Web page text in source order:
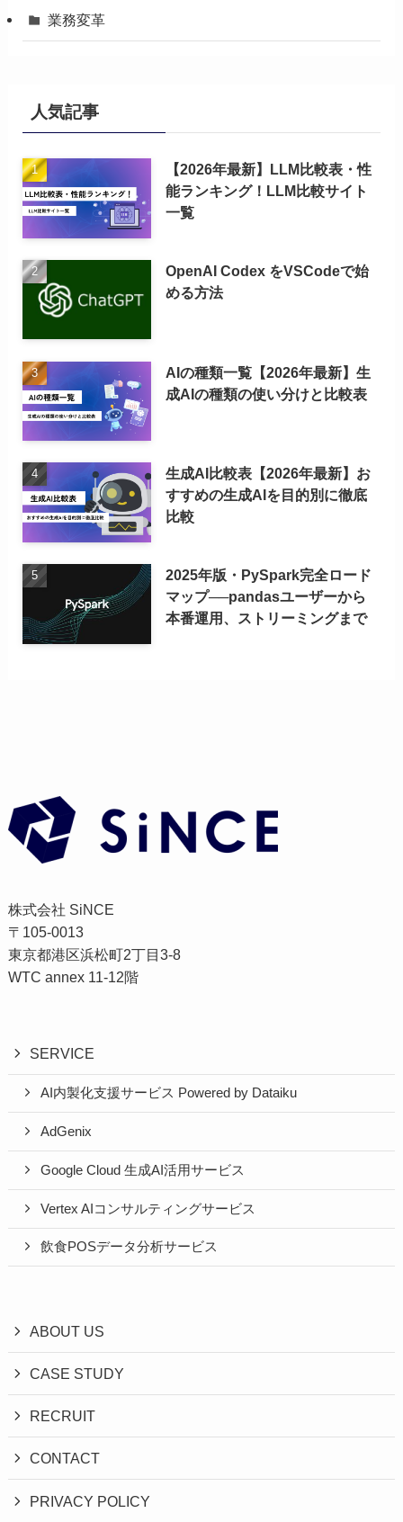
業務変革
人気記事
【2026年最新】LLM比較表・性
能ランキング！LLM比較サイト
一覧
OpenAI Codex をVSCodeで始
める方法
AIの種類一覧【2026年最新】生
成AIの種類の使い分けと比較表
生成AI比較表【2026年最新】お
すすめの生成AIを目的別に徹底
比較
2025年版・PySpark完全ロード
マップ──pandasユーザーから
本番運用、ストリーミングまで
株式会社 SiNCE
〒105-0013
東京都港区浜松町2丁目3-8
WTC annex 11-12階
SERVICE
AI内製化支援サービス Powered by Dataiku
AdGenix
Google Cloud 生成AI活用サービス
Vertex AIコンサルティングサービス
飲食POSデータ分析サービス
ABOUT US
CASE STUDY
RECRUIT
CONTACT
PRIVACY POLICY